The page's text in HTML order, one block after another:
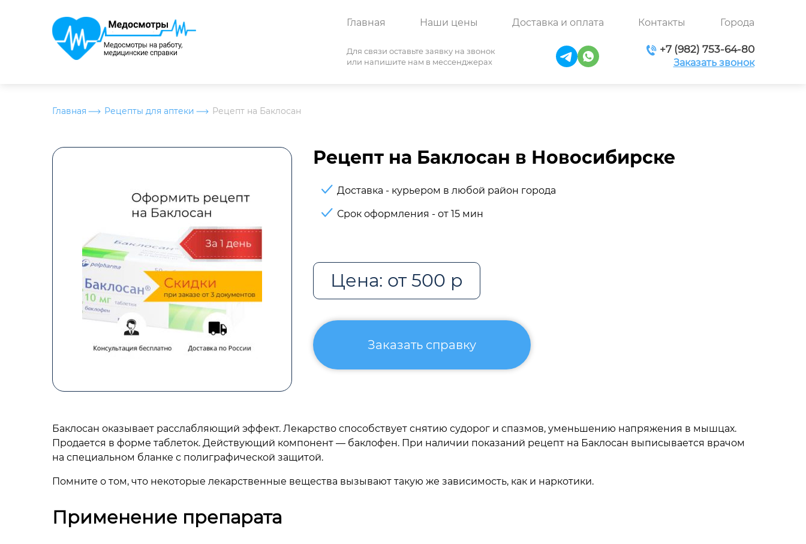
Главная Наши цены Доставка и оплата Контакты Города
Для связи оставьте заявку на звонок
или напишите нам в мессенджерах
+7 (982) 753-64-80
Заказать звонок
Главная Рецепты для аптеки Рецепт на Баклосан
Рецепт на Баклосан в Новосибирске
Доставка - курьером в любой район города
Срок оформления - от 15 мин
Цена: от 500 р
Заказать справку
Баклосан оказывает расслабляющий эффект. Лекарство способствует снятию судорог и спазмов, уменьшению напряжения в мышцах.
Продается в форме таблеток. Действующий компонент — баклофен. При наличии показаний рецепт на Баклосан выписывается врачом
на специальном бланке с полиграфической защитой.
Помните о том, что некоторые лекарственные вещества вызывают такую же зависимость, как и наркотики.
Применение препарата